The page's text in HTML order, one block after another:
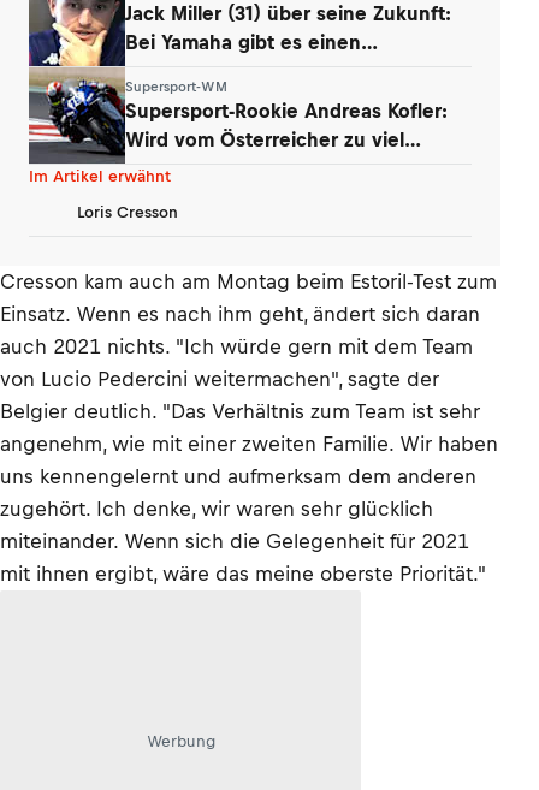
Jack Miller (31) über seine Zukunft:
Bei Yamaha gibt es einen
Supersport-WM
Supersport-Rookie Andreas Kofler:
Wird vom Österreicher zu viel
erwartet?
Im Artikel erwähnt
Loris Cresson
Cresson kam auch am Montag beim Estoril-Test zum
Einsatz. Wenn es nach ihm geht, ändert sich daran
auch 2021 nichts. "Ich würde gern mit dem Team
von Lucio Pedercini weitermachen", sagte der
Belgier deutlich. "Das Verhältnis zum Team ist sehr
angenehm, wie mit einer zweiten Familie. Wir haben
uns kennengelernt und aufmerksam dem anderen
zugehört. Ich denke, wir waren sehr glücklich
miteinander. Wenn sich die Gelegenheit für 2021
mit ihnen ergibt, wäre das meine oberste Priorität."
Werbung